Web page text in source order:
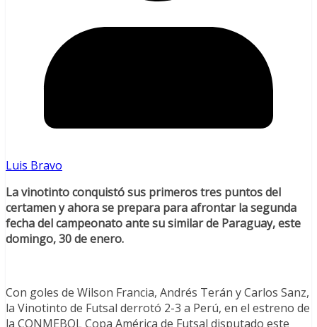
Luis Bravo
La vinotinto conquistó sus primeros tres puntos del
certamen y ahora se prepara para afrontar la segunda
fecha del campeonato ante su similar de Paraguay, este
domingo, 30 de enero.
Con goles de Wilson Francia, Andrés Terán y Carlos Sanz,
la Vinotinto de Futsal derrotó 2-3 a Perú, en el estreno de
la CONMEBOL Copa América de Futsal disputado este